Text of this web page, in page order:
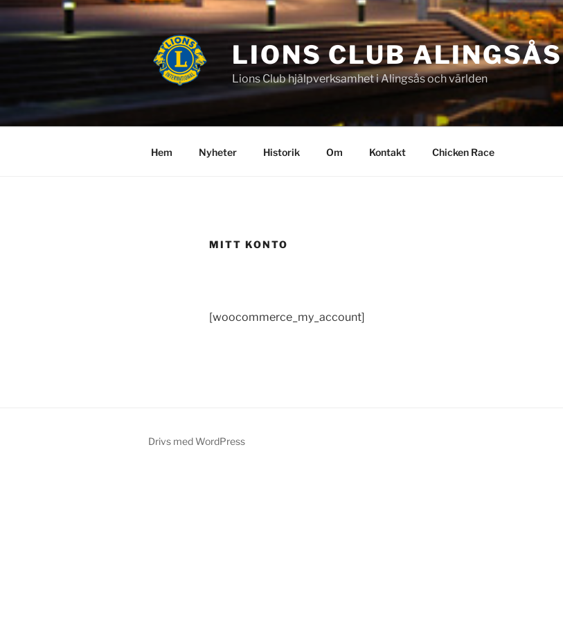
Hoppa
innehåll
LIONS CLUB ALINGSÅS
Lions Club hjälpverksamhet i Alingsås och världen
Hem Nyheter Historik Om Kontakt Chicken Race
MITT KONTO
[woocommerce_my_account]
Drivs med WordPress